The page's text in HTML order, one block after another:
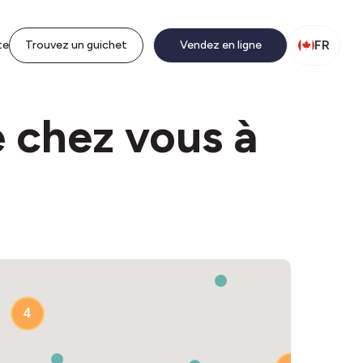
Trouvez un guichet Vendez en ligne FR
vous à
4